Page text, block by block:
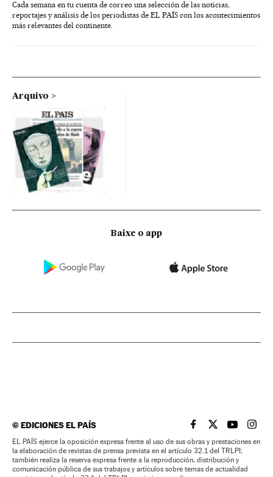
Cada semana en tu cuenta de correo una selección de las noticias,
reportajes y análisis de los periodistas de EL PAÍS con los acontecimientos
más relevantes del continente.
Arquivo
Baixe o app
©EDICIONES EL PAÍS EL PAÍS BRASIL EN
EL PAÍSEL PAÍS
EL
EL PAÍS ejerce la oposición expresa frente al uso de sus obras y prestaciones en
la elaboración de revistas de prensa prevista en el artículo 32.1 del TRLPI;
también realiza la reserva expresa frente a la reproducción, distribución y
comunicación pública de sus trabajos y artículos sobre temas de actualidad